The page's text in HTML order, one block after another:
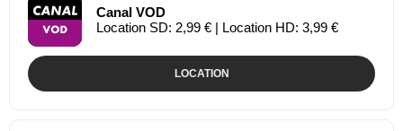
Canal VOD
Location SD: 2,99 € | Location HD: 3,99 €
LOCATION